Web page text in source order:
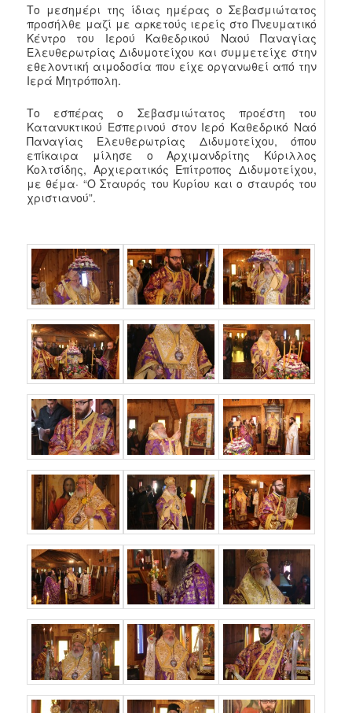
Το μεσημέρι της ίδιας ημέρας ο Σεβασμιώτατος
προσήλθε μαζί με αρκετούς ιερείς στο Πνευματικό
Κέντρο του Ιερού Καθεδρικού Ναού Παναγίας
Ελευθερωτρίας Διδυμοτείχου και συμμετείχε στην
εθελοντική αιμοδοσία που είχε οργανωθεί από την
Ιερά Μητρόπολη.
Το εσπέρας ο Σεβασμιώτατος προέστη του
Κατανυκτικού Εσπερινού στον Ιερό Καθεδρικό Ναό
Παναγίας Ελευθερωτρίας Διδυμοτείχου, όπου
επίκαιρα μίλησε ο Αρχιμανδρίτης Κύριλλος
Κολτσίδης, Αρχιερατικός Επίτροπος Διδυμοτείχου,
με θέμα· “Ο Σταυρός του Κυρίου και ο σταυρός του
χριστιανού”.